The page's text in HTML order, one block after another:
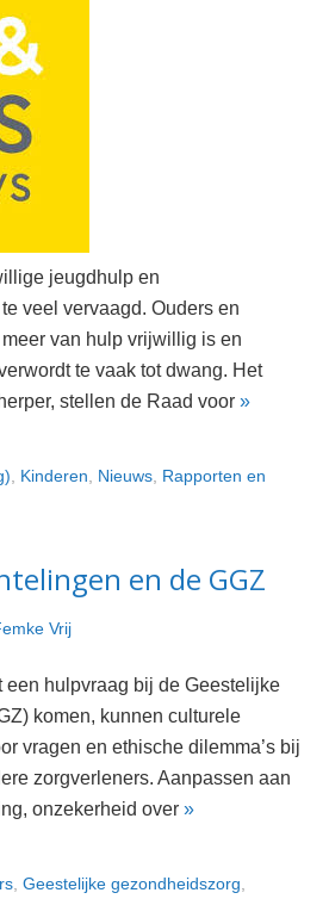
jeugdhulp en
veel vervaagd. Ouders en
van hulp vrijwillig is en
te vaak tot dwang. Het
stellen de Raad voor»
Kinderen Nieuws Rapporten en
en de GGZ
Vrij
een hulpvraag bij de Geestelijke
komen, kunnen culturele
vragen en ethische dilemma’s bij
zorgverleners. Aanpassen aan
onzekerheid over»
,Geestelijke gezondheidszorg